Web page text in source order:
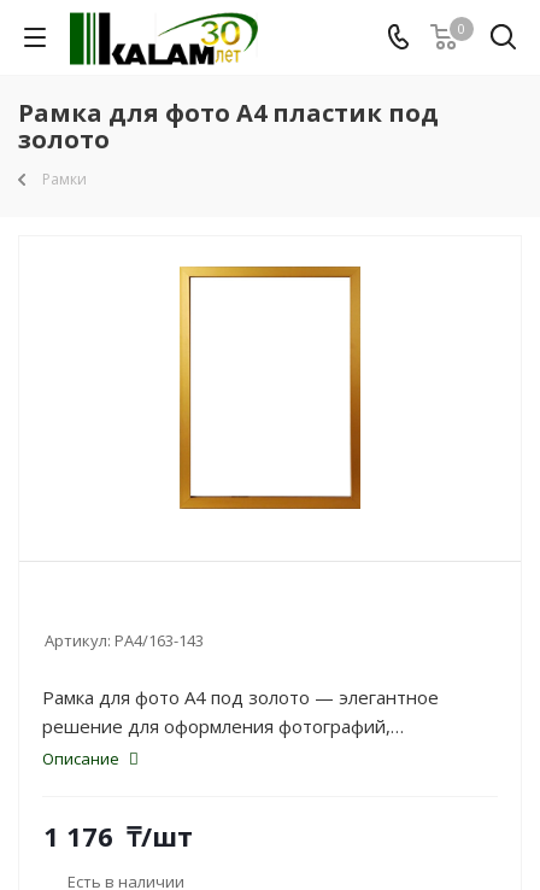
0
Рамка для фото А4 пластик под
золото
Рамки
Артикул: РА4/163-143
Рамка для фото А4 под золото — элегантное
решение для оформления фотографий,
сертификатов и документов. Классический дизайн
Описание
1 176 ₸/шт
Есть в наличии